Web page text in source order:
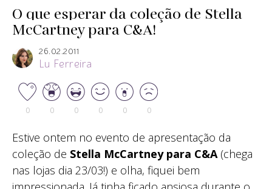
O que esperar da coleção de Stella
McCartney para C&A!
26.02.2011
Lu Ferreira
0 0 0 0 0 0
Estive ontem no evento de apresentação da
coleção de Stella McCartney para C&A (chega
nas lojas dia 23/03!) e olha, fiquei bem